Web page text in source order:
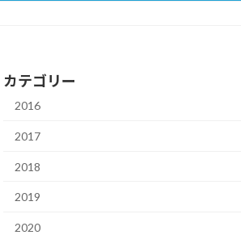
カテゴリー
2016
2017
2018
2019
2020